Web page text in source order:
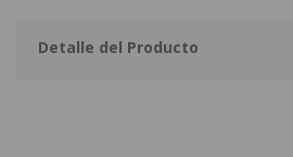
Detalle del Producto